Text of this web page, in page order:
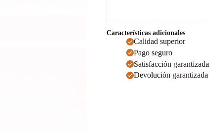
Características adicionales
Calidad superior
Pago seguro
Satisfacción garantizada
Devolución garantizada